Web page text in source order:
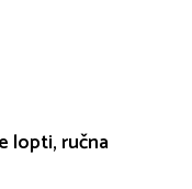
lopti, ručna